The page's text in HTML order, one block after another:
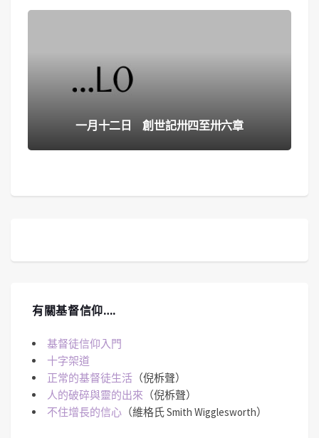
一月十二日 創世記卅四至卅六章
有關基督信仰….
基督徒信仰入門
十字架道
正常的基督徒生活 （倪柝聲）
人的破碎與靈的出來 （倪柝聲）
不住增長的信心 （維格氏 Smith Wigglesworth）